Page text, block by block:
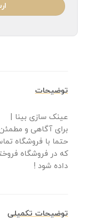
توضیحات
عینک سازی بینا |
برای آگاهی و
حتما با فروشگاه
که در فروشگاه
داده شود !
توضیحات تکمیلی